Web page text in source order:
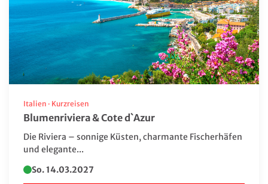
Italien · Kurzreisen
Blumenriviera & Cote d`Azur
Die Riviera – sonnige Küsten, charmante Fischerhäfen
und elegante...
So. 14.03.2027